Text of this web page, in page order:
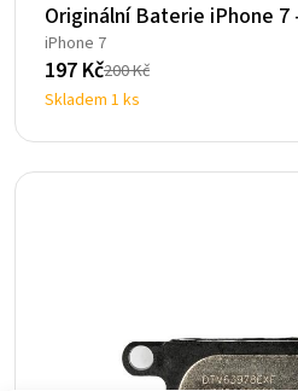
Originální Baterie iPhone 7
iPhone 7
200Kč
Původní
cena
byla:
200 Kč.
197 Kč
Aktuální
cena
je:
197 Kč.
Skladem 1 ks